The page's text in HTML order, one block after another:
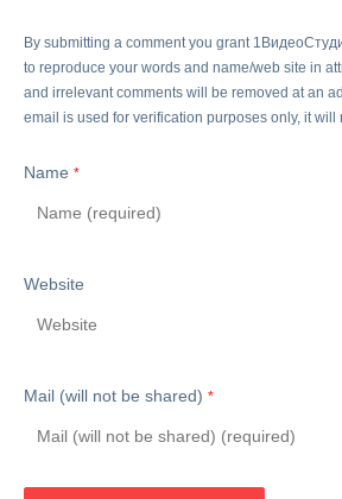
By submitting a comment you grant
to reproduce your words and name/web site in
and irrelevant comments will be removed at an
email is used for verification purposes only, it will
Name *
Website
Mail (will not be shared) *